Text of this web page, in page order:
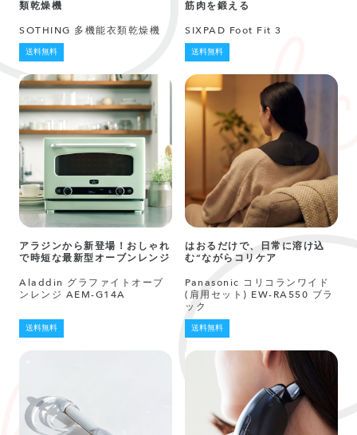
類乾燥機
SOTHING 多機能衣類乾燥機
送料無料
筋肉を鍛える
SIXPAD Foot Fit 3
送料無料
アラジンから新登場！おしゃれ
で時短な最新型オーブンレンジ
Aladdin グラファイトオーブ
ンレンジ AEM-G14A
送料無料
はおるだけで、日常に溶け込
む“ながらコリケア
Panasonic コリコランワイド
(肩用セット) EW-RA550 ブラ
ック
送料無料